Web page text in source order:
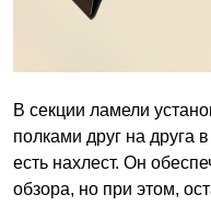
В секции ламели
полками друг на друга
есть нахлест. Он
обзора, но при этом,